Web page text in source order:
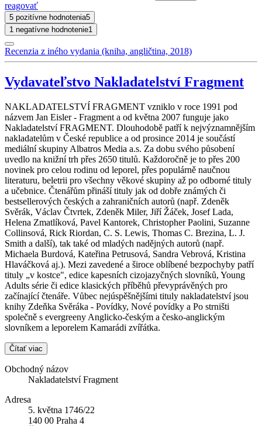
reagovať
5 pozitívne hodnotenia5
1 negatívne hodnotenie1
Recenzia z iného vydania (kniha, angličtina, 2018)
Vydavateľstvo Nakladatelství Fragment
NAKLADATELSTVÍ FRAGMENT vzniklo v roce 1991 pod
názvem Jan Eisler - Fragment a od května 2007 funguje jako
Nakladatelství FRAGMENT. Dlouhodobě patří k nejvýznamnějším
nakladatelům v České republice a od prosince 2014 je součástí
mediální skupiny Albatros Media a.s. Za dobu svého působení
uvedlo na knižní trh přes 2650 titulů. Každoročně je to přes 200
novinek pro celou rodinu od leporel, přes populárně naučnou
literaturu, beletrii pro všechny věkové skupiny až po odborné tituly
a učebnice. Čtenářům přináší tituly jak od dobře známých či
bestsellerových českých a zahraničních autorů (např. Zdeněk
Svěrák, Václav Čtvrtek, Zdeněk Miler, Jiří Žáček, Josef Lada,
Helena Zmatlíková, Pavel Kantorek, Christopher Paolini, Suzanne
Collinsová, Rick Riordan, C. S. Lewis, Thomas C. Brezina, L. J.
Smith a další), tak také od mladých nadějných autorů (např.
Michaela Burdová, Kateřina Petrusová, Sandra Vebrová, Kristina
Hlaváčková aj.). Mezi zavedené a široce oblíbené bezpochyby patří
tituly „v kostce", edice kapesních cizojazyčných slovníků, Young
Adults série či edice klasických příběhů převyprávěných pro
začínající čtenáře. Vůbec nejúspěšnějšími tituly nakladatelství jsou
knihy Zdeňka Svěráka - Povídky, Nové povídky a Po strništi
společně s evergreeny Anglicko-českým a česko-anglickým
slovníkem a leporelem Kamarádi zvířátka.
Čítať viac
Obchodný názov
Nakladatelství Fragment
Adresa
5. května 1746/22
140 00 Praha 4